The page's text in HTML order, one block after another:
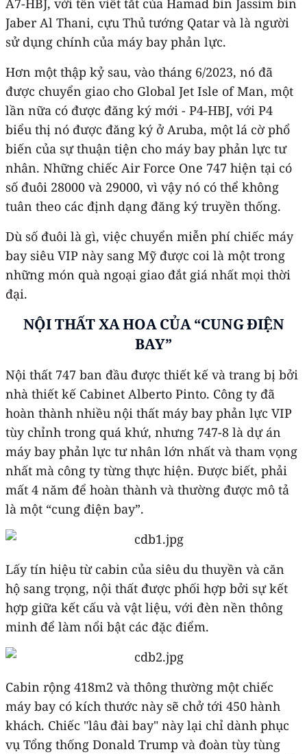
Jaber Al Thani, cựu Thủ tướng Qatar và là người
sử dụng chính của máy bay phản lực.
Hơn một thập kỷ sau, vào tháng 6/2023, nó đã
được chuyển giao cho Global Jet Isle of Man, một
lần nữa có được đăng ký mới - P4-HBJ, với P4
biểu thị nó được đăng ký ở Aruba, một lá cờ phổ
biến của sự thuận tiện cho máy bay phản lực tư
nhân. Những chiếc Air Force One 747 hiện tại có
số đuôi 28000 và 29000, vì vậy nó có thể không
tuân theo các định dạng đăng ký truyền thống.
Dù số đuôi là gì, việc chuyển miễn phí chiếc máy
bay siêu VIP này sang Mỹ được coi là một trong
những món quà ngoại giao đắt giá nhất mọi thời
đại.
NỘI THẤT XA HOA CỦA “CUNG ĐIỆN
BAY”
Nội thất 747 ban đầu được thiết kế và trang bị bởi
nhà thiết kế Cabinet Alberto Pinto. Công ty đã
hoàn thành nhiều nội thất máy bay phản lực VIP
tùy chỉnh trong quá khứ, nhưng 747-8 là dự án
máy bay phản lực tư nhân lớn nhất và tham vọng
nhất mà công ty từng thực hiện. Được biết, phải
mất 4 năm để hoàn thành và thường được mô tả
là một “cung điện bay”.
Lấy tín hiệu từ cabin của siêu du thuyền và căn
hộ sang trọng, nội thất được phối hợp bởi sự kết
hợp giữa kết cấu và vật liệu, với đèn nền thông
minh để làm nổi bật các đặc điểm.
Cabin rộng 418m2 và thông thường một chiếc
máy bay có kích thước này sẽ chở tới 450 hành
khách. Chiếc "lâu đài bay" này lại chỉ dành phục
vụ Tổng thống Donald Trump và đoàn tùy tùng